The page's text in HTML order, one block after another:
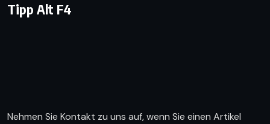
Tipp Alt F4
Nehmen Sie Kontakt zu uns auf, wenn Sie einen Artikel